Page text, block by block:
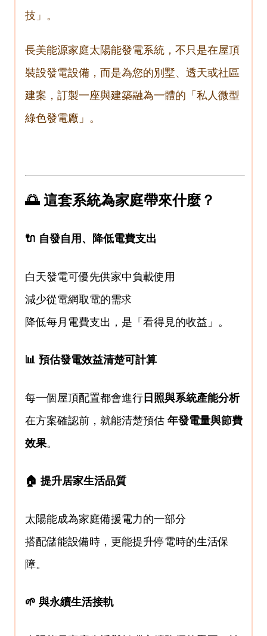
技」。
長美能源家庭太陽能發電系統，不只是在屋頂
裝設發電設備，而是為您的別墅、透天或社區
建案，訂製一座與建築融為一體的「私人微型
綠色發電廠」。
🌅 這套系統為家庭帶來什麼？
🔌 自發自用、降低電費支出
白天發電可優先供家中負載使用
減少從電網取電的需求
降低每月電費支出，是「看得見的收益」。
📊 預估發電效益清楚可計算
每一個屋頂配置都會進行 日照與系統產能分析
在方案確認前，就能清楚預估年發電量與節費
效果。
🏠 提升居家生活品質
太陽能成為家庭備援電力的一部分
搭配儲能設備時，更能提升停電時的生活保
障。
🌱 與永續生活接軌